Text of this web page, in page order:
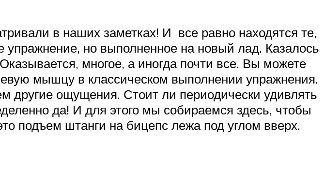
в наших заметках! И все равно находятся те,
упражнение, но выполненное на новый лад. Казалось
многое, а иногда почти все. Вы можете
мышцу в классическом выполнении упражнения.
другие ощущения. Стоит ли периодически удивлять
да! И для этого мы собираемся здесь, чтобы
подъем штанги на бицепс лежа под углом вверх.